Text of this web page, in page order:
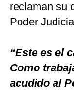
reclaman su
Poder
“Este es el
Como
acudido al